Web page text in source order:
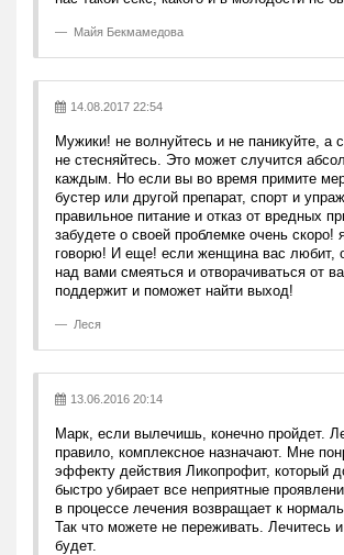
Майя Бекмамедова
14.08.2017 22:54
Мужики! не волнуйтесь и не паникуйте, а
не стесняйтесь. Это может случится
каждым. Но если вы во время примите
бустер или другой препарат, спорт и
правильное питание и отказ от вредных
забудете о своей проблемке очень скоро!
говорю! И еще! если женщина вас любит,
над вами смеяться и отворачиваться от
поддержит и поможет найти выход!
Леся
13.06.2016 20:14
Марк, если вылечишь, конечно пройдет.
правило, комплексное назначают. Мне
эффекту действия Ликопрофит, который
быстро убирает все неприятные
в процессе лечения возвращает к
Так что можете не переживать. Лечитесь
будет.